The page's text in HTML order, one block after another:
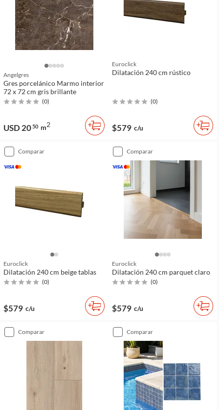
Angelgres
Gres porcelánico Marmo interior
72 x 72 cm gris brillante
(0)
USD 2050 m2
Euroclick
Dilatación 240 cm rústico
(0)
$579 c/u
comparar
Euroclick
Dilatación 240 cm beige tablas
(0)
$579 c/u
comparar
Euroclick
Dilatación 240 cm parquet claro
(0)
$579 c/u
comparar comparar